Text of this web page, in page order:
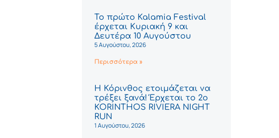
Το πρώτο Kalamia Festival
έρχεται Κυριακή 9 και
Δευτέρα 10 Αυγούστου
5 Αυγούστου, 2026
Περισσότερα »
Η Κόρινθος ετοιμάζεται να
τρέξει ξανά! Έρχεται το 2ο
KORINTHOS RIVIERA NIGHT
RUN
1 Αυγούστου, 2026